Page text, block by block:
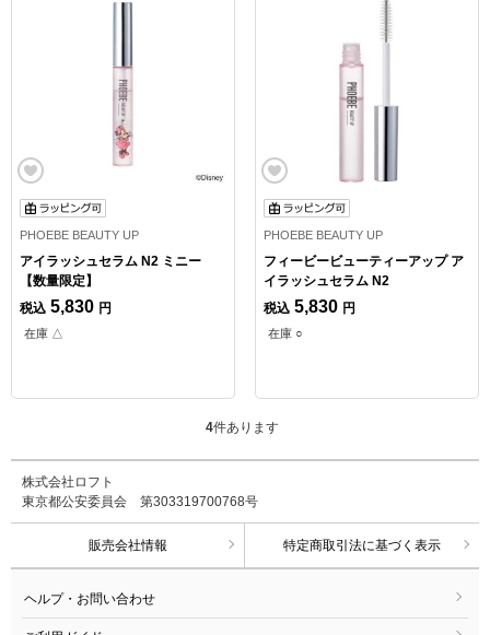
PHOEBE BEAUTY UP
アイラッシュセラム N2 ミニー
【数量限定】
税込 5,830 円
在庫 △
PHOEBE BEAUTY UP
フィービービューティーアップ ア
イラッシュセラム N2
税込 5,830 円
在庫 ○
4件あります
株式会社ロフト
東京都公安委員会 第303319700768号
販売会社情報 特定商取引法に基づく表示
ヘルプ・お問い合わせ